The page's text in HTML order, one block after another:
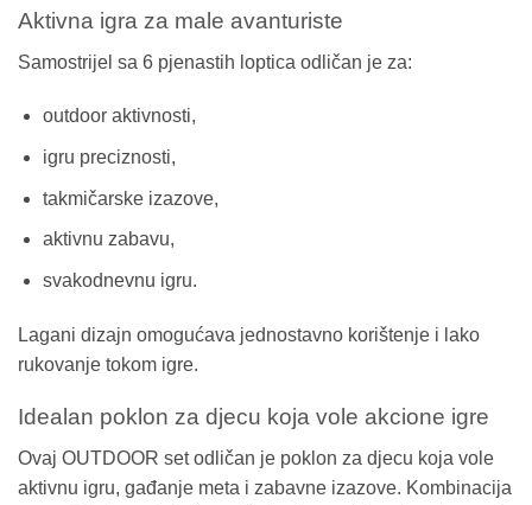
Aktivna igra za male avanturiste
Samostrijel sa 6 pjenastih loptica odličan je za:
outdoor aktivnosti,
igru preciznosti,
takmičarske izazove,
aktivnu zabavu,
svakodnevnu igru.
Lagani dizajn omogućava jednostavno korištenje i lako
rukovanje tokom igre.
Idealan poklon za djecu koja vole akcione igre
Ovaj OUTDOOR set odličan je poklon za djecu koja vole
aktivnu igru, gađanje meta i zabavne izazove. Kombinacija